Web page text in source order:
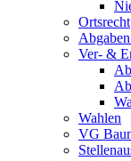
Ortsrecht
Ver- &
Wahlen
VG